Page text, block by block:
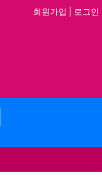
회원가입 로그인